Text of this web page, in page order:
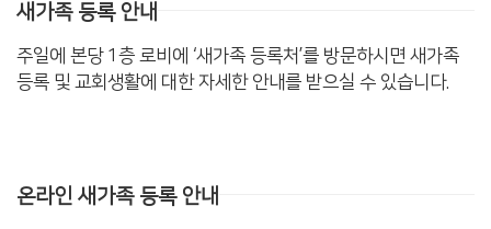
새가족 등록 안내
주일에 본당 1층 로비에 ‘새가족 등록처’를 방문하시면 새가족
등록 및 교회생활에 대한 자세한 안내를 받으실 수 있습니다.
온라인 새가족 등록 안내